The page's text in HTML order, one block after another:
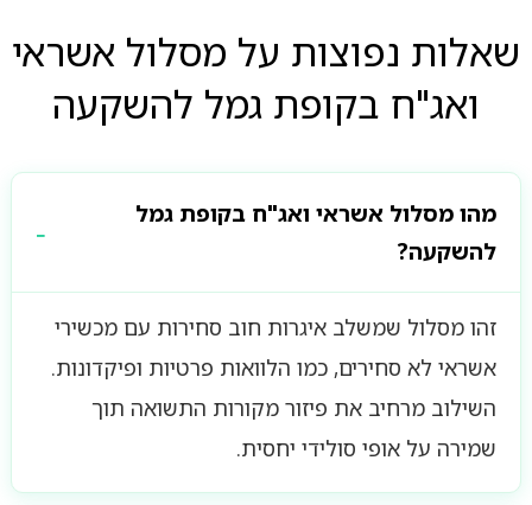
שאלות נפוצות על מסלול אשראי
ואג"ח בקופת גמל להשקעה
מהו מסלול אשראי ואג"ח בקופת גמל
להשקעה?
זהו מסלול שמשלב איגרות חוב סחירות עם מכשירי
אשראי לא סחירים, כמו הלוואות פרטיות ופיקדונות.
השילוב מרחיב את פיזור מקורות התשואה תוך
שמירה על אופי סולידי יחסית.